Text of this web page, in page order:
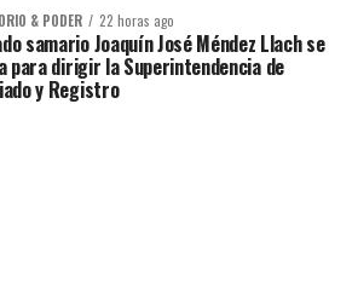
& PODER 22 horas ago
samario Joaquín José Méndez Llach se
para dirigir la Superintendencia de
y Registro